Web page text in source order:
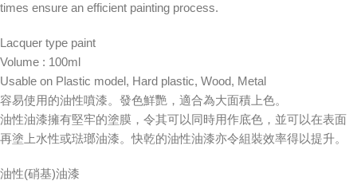
times ensure an efficient painting process.
Lacquer type paint
Volume : 100ml
Usable on Plastic model, Hard plastic, Wood, Metal
容易使用的油性噴漆。發色鮮艷，適合為大面積上色。
油性油漆擁有堅牢的塗膜，令其可以同時用作底色，並可以在表面
再塗上水性或琺瑯油漆。快乾的油性油漆亦令組裝效率得以提升。
油性(硝基)油漆